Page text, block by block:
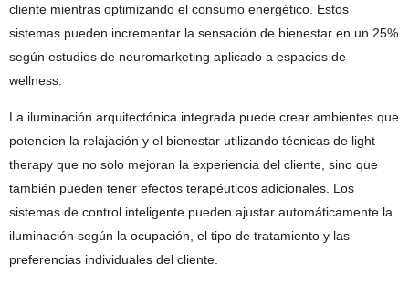
cliente mientras optimizando el consumo energético. Estos
sistemas pueden incrementar la sensación de bienestar en un 25%
según estudios de neuromarketing aplicado a espacios de
wellness.
La iluminación arquitectónica integrada puede crear ambientes que
potencien la relajación y el bienestar utilizando técnicas de light
therapy que no solo mejoran la experiencia del cliente, sino que
también pueden tener efectos terapéuticos adicionales. Los
sistemas de control inteligente pueden ajustar automáticamente la
iluminación según la ocupación, el tipo de tratamiento y las
preferencias individuales del cliente.